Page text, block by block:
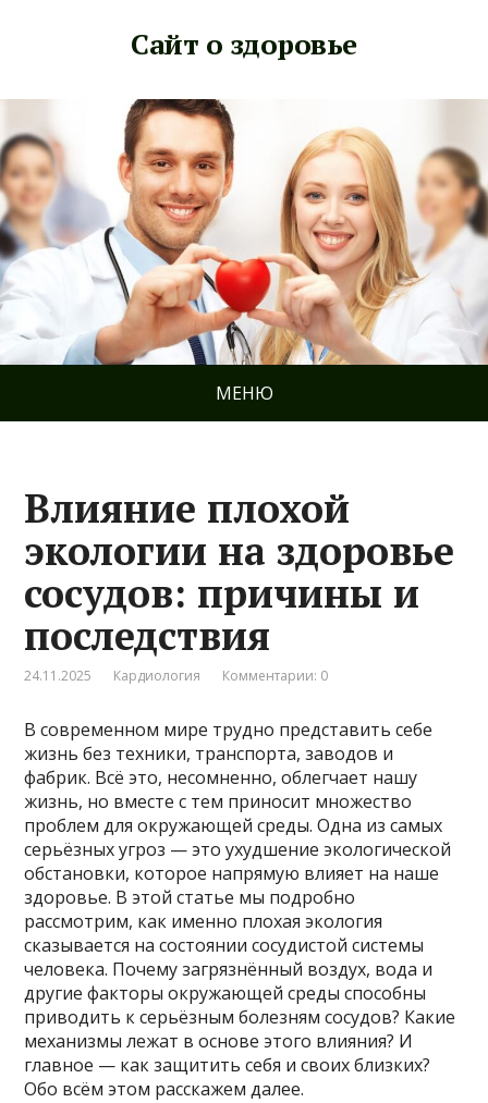
Сайт о здоровье
МЕНЮ
Влияние плохой
экологии на здоровье
сосудов: причины и
последствия
24.11.2025 Кардиология Комментарии: 0
В современном мире трудно представить себе
жизнь без техники, транспорта, заводов и
фабрик. Всё это, несомненно, облегчает нашу
жизнь, но вместе с тем приносит множество
проблем для окружающей среды. Одна из самых
серьёзных угроз — это ухудшение экологической
обстановки, которое напрямую влияет на наше
здоровье. В этой статье мы подробно
рассмотрим, как именно плохая экология
сказывается на состоянии сосудистой системы
человека. Почему загрязнённый воздух, вода и
другие факторы окружающей среды способны
приводить к серьёзным болезням сосудов? Какие
механизмы лежат в основе этого влияния? И
главное — как защитить себя и своих близких?
Обо всём этом расскажем далее.